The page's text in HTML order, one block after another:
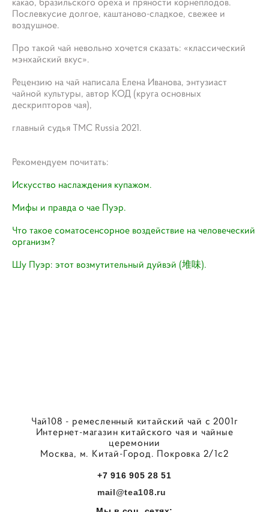
Послевкусие долгое, каштаново-сладкое, свежее и
воздушное.
Про такой чай невольно хочется сказать: «классический
мэнхайский вкус».
Рецензию на чай написала Елена Иванова, энтузиаст
чайной культуры, автор КОД (круга основных
дескрипторов чая),
главный судья ТМС Russia 2021.
Рекомендуем почитать:
Искусство наслаждения купажом.​
Мифы и правда о чае Пуэр.
Что такое соматосенсорное воздействие на человеческий
организм?
Шу Пуэр: этот возмутительный дуйвэй (堆味).
Чай108 - ремесленный китайский чай с 2001г
Интернет-магазин китайского чая и чайные
церемонии
Москва, м. Китай-Город. Покровка 2/1с2
+7 916 905 28 51
mail@tea108.ru